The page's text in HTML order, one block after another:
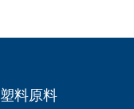
塑料原料